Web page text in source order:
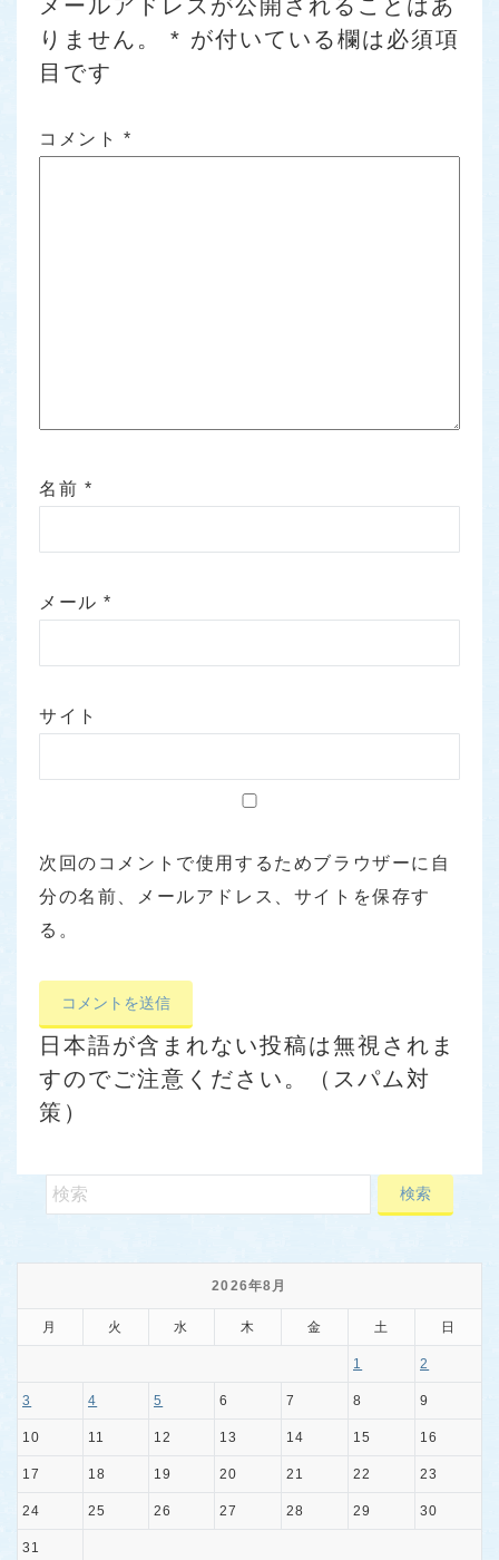
メールアドレスが公開されることはあ
りません。
* が付いている欄は必須項
目です
コメント *
名前 *
メール*
サイト
次回のコメントで使用するためブラウザーに自
分の名前、メールアドレス、サイトを保存す
る。
日本語が含まれない投稿は無視されま
すのでご注意ください。（スパム対
策）
2026年8月
月 火 水 木 金 土 日
1 2
3 4 5 6 7 8 9
10 11 12 13 14 15 16
17 18 19 20 21 22 23
24 25 26 27 28 29 30
31